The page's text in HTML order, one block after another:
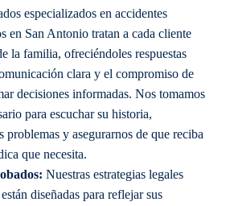
especializados en accidentes
en San Antonio tratan a cada cliente
la familia, ofreciéndoles respuestas
clara y el compromiso de
decisiones informadas. Nos tomamos
para escuchar su historia,
problemas y asegurarnos de que reciba
que necesita.
Nuestras estrategias legales
diseñadas para reflejar sus